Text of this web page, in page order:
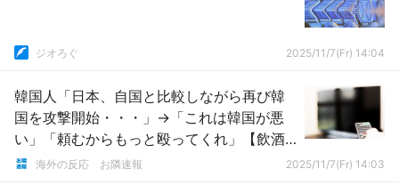
ジオろぐ 2025/11/7(Fr) 14:04
韓国人「日本、自国と比較しながら再び韓
国を攻撃開始・・・」→「これは韓国が悪
い」「頼むからもっと殴ってくれ」【飲酒
運転事故】
海外の反応 お隣速報 2025/11/7(Fr) 14:03